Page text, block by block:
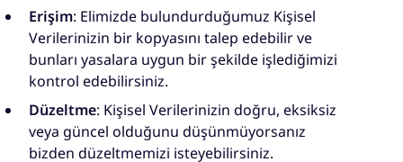
Erişim: Elimizde bulundurduğumuz Kişisel
Verilerinizin bir kopyasını talep edebilir ve
bunları yasalara uygun bir şekilde işlediğimizi
kontrol edebilirsiniz.
Düzeltme: Kişisel Verilerinizin doğru, eksiksiz
veya güncel olduğunu düşünmüyorsanız
bizden düzeltmemizi isteyebilirsiniz.